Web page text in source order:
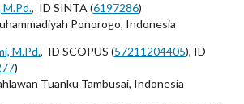
M.Pd., ID SINTA (6197286)
Ponorogo, Indonesia
M.Pd., ID SCOPUS (57211204405), ID
)
Tuanku Tambusai, Indonesia